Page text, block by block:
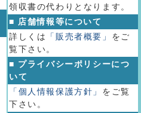
領収書の代わりとなります。
■ 店舗情報等について
詳しくは
「販売者概要」 をご
覧下さい。
■ プライバシーポリシーにつ
いて
「個人情報保護方針」 をご覧
下さい。